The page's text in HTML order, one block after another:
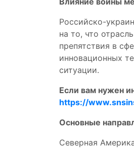
Российско-
на то, что
препятствия в
инновационных
ситуации.
Если вам нужен
https://
Основные
Северная